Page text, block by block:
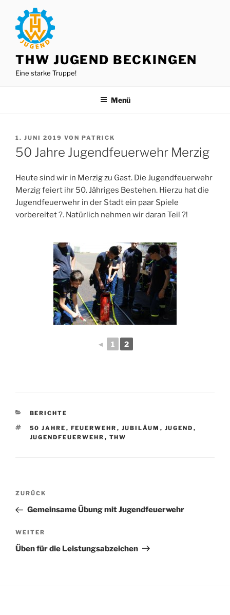
Inhalt
springen
THW JUGEND BECKINGEN
Eine starke Truppe!
Menü
VERÖFFENTLICHT
AM
1. JUNI 2019 VON PATRICK
50 Jahre Jugendfeuerwehr Merzig
Heute sind wir in Merzig zu Gast. Die Jugendfeuerwehr
Merzig feiert ihr 50. Jähriges Bestehen. Hierzu hat die
Jugendfeuerwehr in der Stadt ein paar Spiele
vorbereitet ?. Natürlich nehmen wir daran Teil ?!
◄ 1 2
KATEGORIEN
BERICHTE
SCHLAGWÖRTER
50 JAHRE , FEUERWEHR , JUBILÄUM , JUGEND ,
JUGENDFEUERWEHR , THW
Beitragsnavigation
Vorheriger
Beitrag
ZURÜCK
Gemeinsame Übung mit Jugendfeuerwehr
Nächster
Beitrag
WEITER
Üben für die Leistungsabzeichen